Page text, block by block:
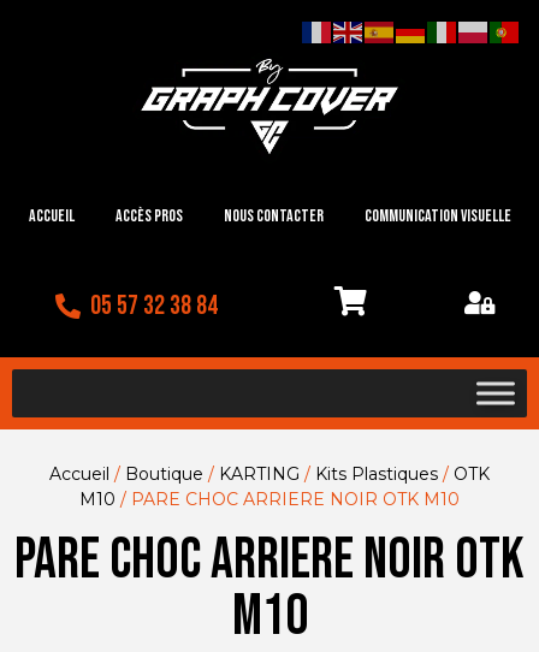
Accueil Accès Pros Nous contacter Communication visuelle
05 57 32 38 84
Accueil / Boutique / KARTING / Kits Plastiques / OTK
M10 / PARE CHOC ARRIERE NOIR OTK M10
PARE CHOC ARRIERE NOIR OTK
M10